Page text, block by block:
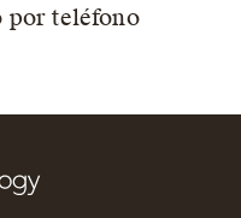
por teléfono